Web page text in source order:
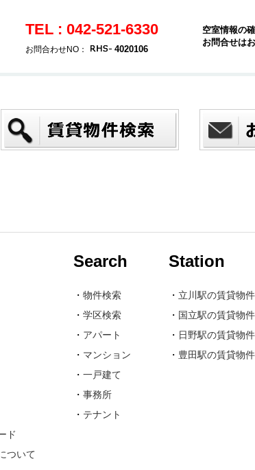
TEL : 042-521-6330
お問合わせNO： 4020106
空室情報の
お問合せは
ド
ついて
Search
・ 物件検索
・ 学区検索
・ アパート
・ マンション
・ 一戸建て
・ 事務所
・ テナント
Station
・ 立川駅の賃貸物件
・ 国立駅の賃貸物件
・ 日野駅の賃貸物件
・ 豊田駅の賃貸物件